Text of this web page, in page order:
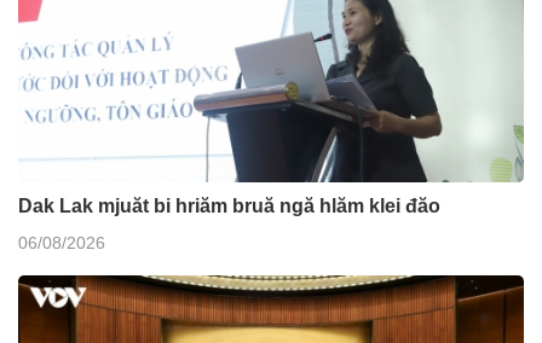
Dak Lak mjuăt bi hriăm bruă ngă hlăm klei đăo
06/08/2026